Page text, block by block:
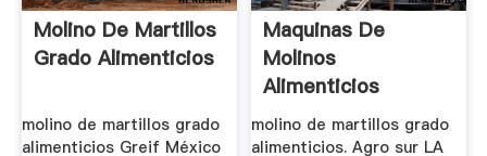
Molino De Martillos
Grado Alimenticios
molino de martillos grado
alimenticios Greif México
Maquinas De
Molinos
Alimenticios
molino de martillos grado
alimenticios. Agro sur LA